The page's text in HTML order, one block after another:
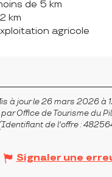
de 5 km
km
agricole
à jour le 26 mars 2026 à
par Office de Tourisme du
de l'offre :
Signaler une